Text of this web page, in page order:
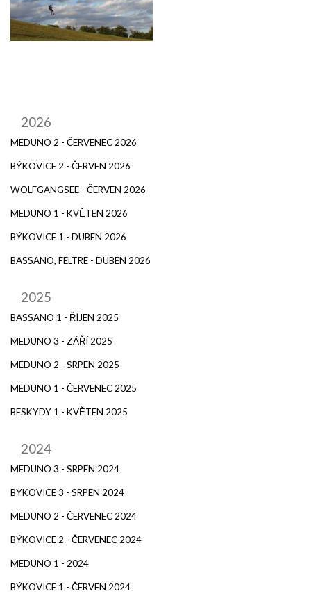
2026
MEDUNO 2 - ČERVENEC 2026
BÝKOVICE 2 - ČERVEN 2026
WOLFGANGSEE - ČERVEN 2026
MEDUNO 1 - KVĚTEN 2026
BÝKOVICE 1 - DUBEN 2026
BASSANO, FELTRE - DUBEN 2026
2025
BASSANO 1 - ŘÍJEN 2025
MEDUNO 3 - ZÁŘÍ 2025
MEDUNO 2 - SRPEN 2025
MEDUNO 1 - ČERVENEC 2025
BESKYDY 1 - KVĚTEN 2025
2024
MEDUNO 3 - SRPEN 2024
BÝKOVICE 3 - SRPEN 2024
MEDUNO 2 - ČERVENEC 2024
BÝKOVICE 2 - ČERVENEC 2024
MEDUNO 1 - 2024
BÝKOVICE 1 - ČERVEN 2024